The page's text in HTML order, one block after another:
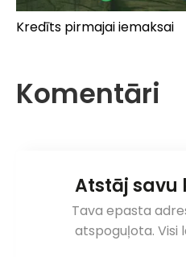
Kredīts pirmajai iemaksai
Komentāri
Atstāj savu
Tava epasta
atspoguļota. Visi